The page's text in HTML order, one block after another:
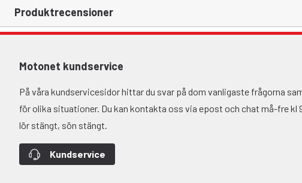
Produktrecensioner
Motonet kundservice
På våra kundservicesidor hittar du svar på dom vanligaste frågorna
för olika situationer. Du kan kontakta oss via epost och chat må-fre kl
lör stängt, sön stängt.
Kundservice